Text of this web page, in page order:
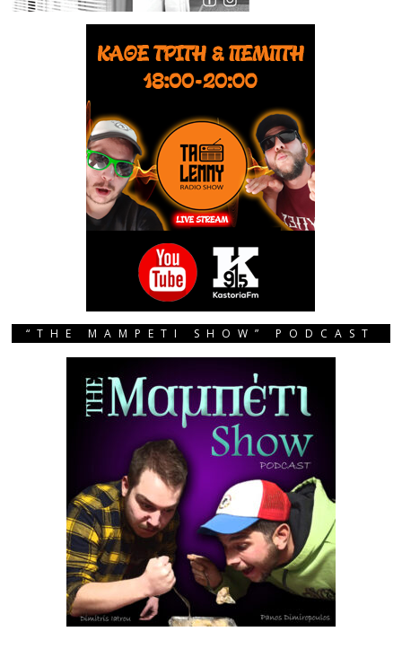
“THE MAMPETI SHOW” PODCAST